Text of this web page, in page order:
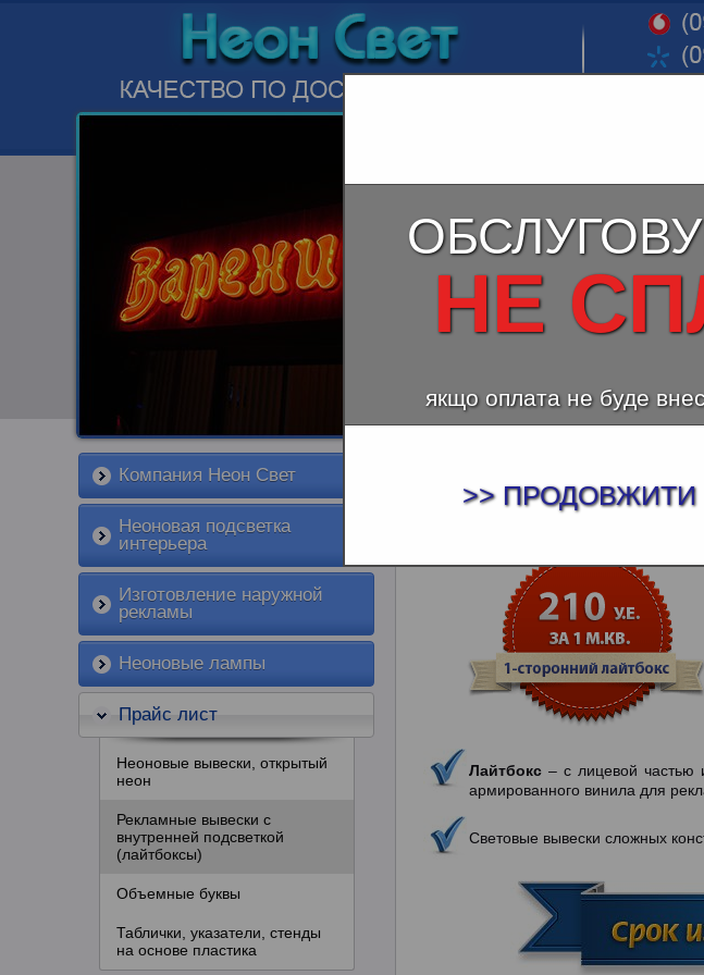
Компания Неон Свет
Неоновая подсветка
интерьера
Изготовление наружной
рекламы
Неоновые лампы
Прайс лист
Неоновые вывески, открытый
неон
Рекламные вывески с
внутренней подсветкой
(лайтбоксы)
Объемные буквы
Таблички, указатели, стенды
на основе пластика
РЕКЛАМНЫЕ
Лайтбокс – с лицевой частью
армированного винила для
Световые вывески сложных
НЕ
якщо оплата не буде
>> ПРОДОВЖИТИ